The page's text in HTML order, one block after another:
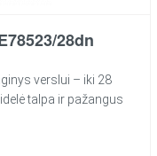
28dn
verslui – iki 28
talpa ir pažangus